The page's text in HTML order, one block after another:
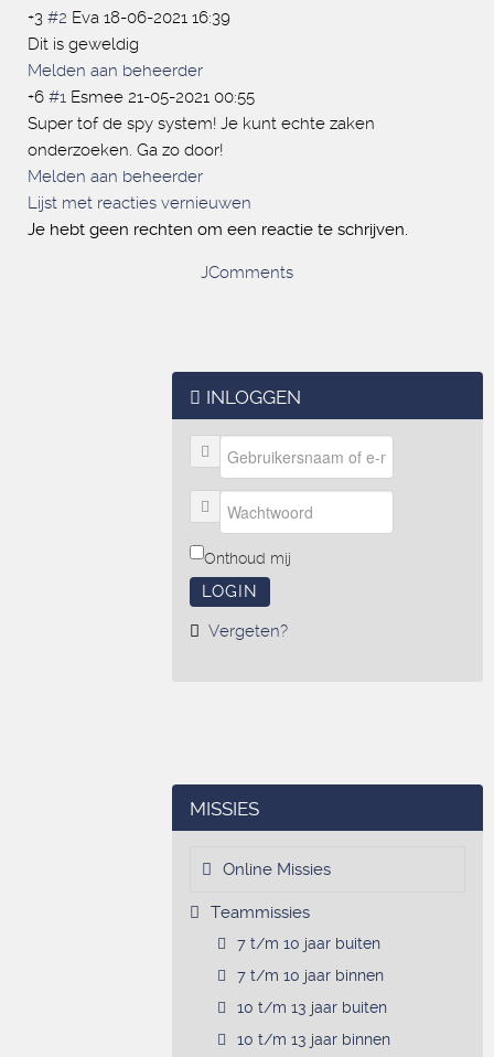
+3 #2 Eva 18-06-2021 16:39
Dit is geweldig
Melden aan beheerder
+6 #1 Esmee 21-05-2021 00:55
Super tof de spy system! Je kunt echte zaken
onderzoeken. Ga zo door!
Melden aan beheerder
Lijst met reacties vernieuwen
Je hebt geen rechten om een reactie te schrijven.
JComments
INLOGGEN
Onthoud mij
LOGIN
Vergeten?
MISSIES
Online Missies
Teammissies
7 t/m 10 jaar buiten
7 t/m 10 jaar binnen
10 t/m 13 jaar buiten
10 t/m 13 jaar binnen